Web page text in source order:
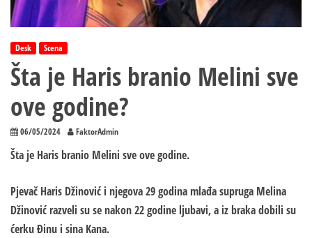
Desk Scena
Šta je Haris branio Melini sve
ove godine?
06/05/2024 FaktorAdmin
Šta je Haris branio Melini sve ove godine.
Pjevač Haris Džinović i njegova 29 godina mlađa supruga Melina
Džinović razveli su se nakon 22 godine ljubavi, a iz braka dobili su
ćerku Đinu i sina Kana.